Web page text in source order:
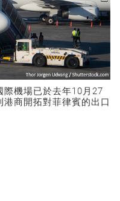
機場已於去年10月27
商開拓對菲律賓的出口